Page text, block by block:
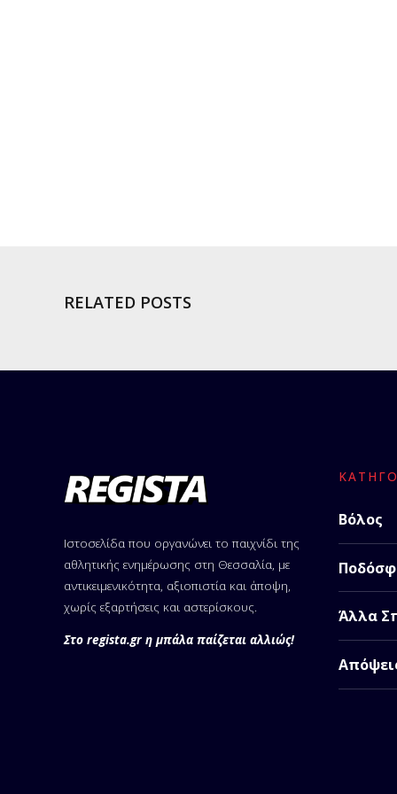
RELATED POSTS
Ιστοσελίδα που οργανώνει το παιχνίδι της
αθλητικής ενημέρωσης στη Θεσσαλία, με
αντικειμενικότητα, αξιοπιστία και άποψη,
χωρίς εξαρτήσεις και αστερίσκους.
Στο regista.gr η μπάλα παίζεται αλλιώς!
Βόλος
Άλλα